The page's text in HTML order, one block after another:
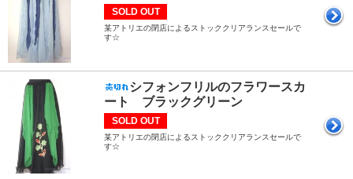
SOLD OUT
某アトリエの閉店によるストッククリアランスセールで
す☆
シフォンフリルのフラワースカ
ート ブラックグリーン
SOLD OUT
某アトリエの閉店によるストッククリアランスセールで
す☆